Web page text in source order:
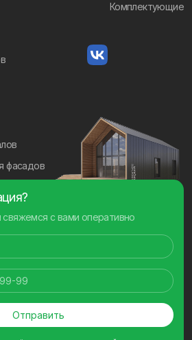
Комплектующие
фасадов
свяжемся с вами оперативно
Отправить